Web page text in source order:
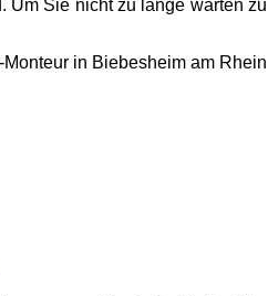
Um Sie nicht zu lange warten zu